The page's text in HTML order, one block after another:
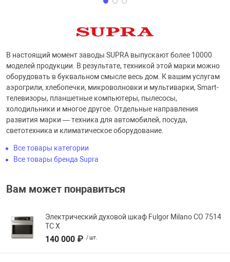
В настоящий момент заводы SUPRA выпускают более 10000
моделей продукции. В результате, техникой этой марки можно
оборудовать в буквальном смысле весь дом. К вашим услугам
аэрогрили, хлебопечки, микроволновки и мультиварки, Smart-
телевизоры, планшетные компьютеры, пылесосы,
холодильники и многое другое. Отдельные направления
развития марки — техника для автомобилей, посуда,
светотехника и климатическое оборудование.
Все товары категории
Все товары бренда Supra
Вам может понравиться
Электрический духовой шкаф Fulgor Milano CO 7514
TC X
140 000 ₽ / шт.